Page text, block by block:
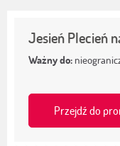
Jesień Plecień
Ważny do:
Przejdź do